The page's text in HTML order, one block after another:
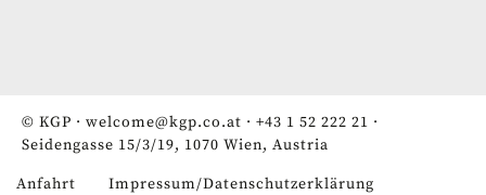
© KGP · welcome@kgp.co.at · +43 1 52 222 21 ·
Seidengasse 15/3/19, 1070 Wien, Austria
Anfahrt Impressum/Datenschutzerklärung